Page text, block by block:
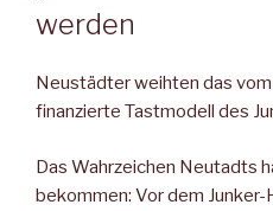
werden
Neustädter weihten das
finanzierte Tastmodell des
Das Wahrzeichen Neutadts
bekommen: Vor dem Junker-